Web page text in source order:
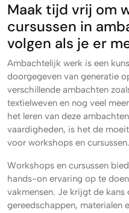
Maak tijd vrij om
cursussen in
volgen als je er
Ambachtelijk werk is een
doorgegeven van generatie
verschillende ambachten
textielweven en nog veel
het leren van deze
vaardigheden, is het de
voor workshops en cursussen.
Workshops en cursussen
hands-on ervaring op te
vakmensen. Je krijgt de
gereedschappen, materialen